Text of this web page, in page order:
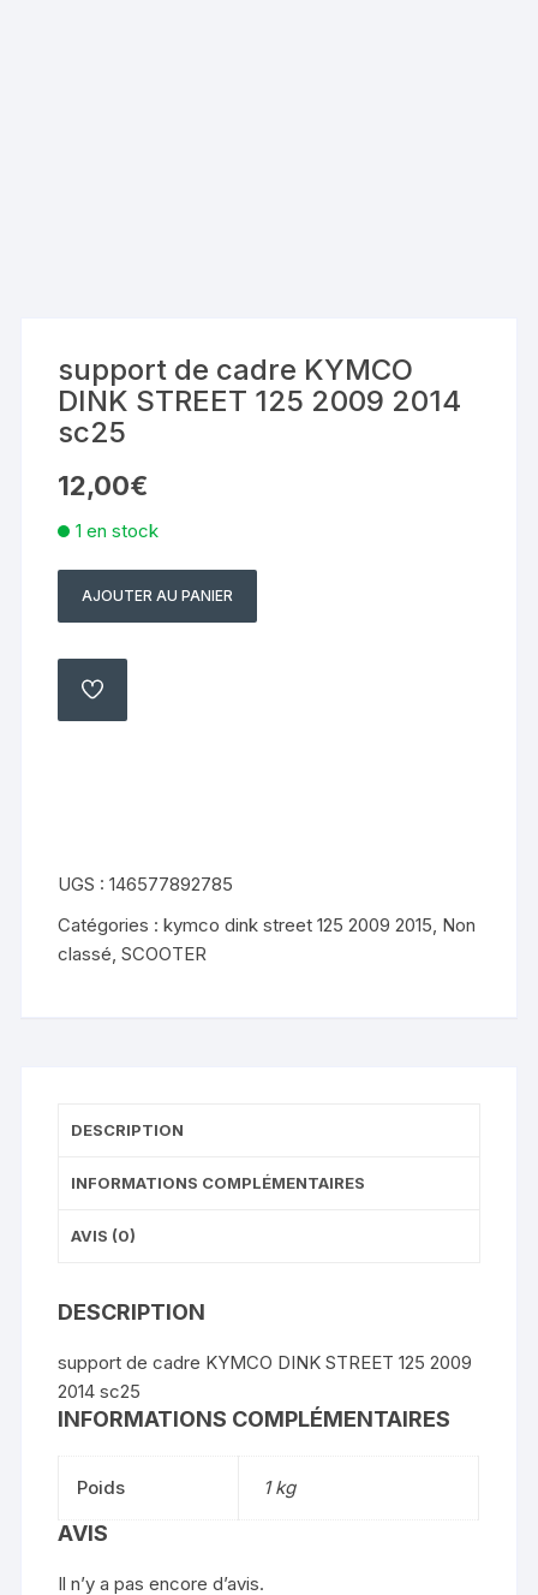
support de cadre KYMCO
DINK STREET 125 2009 2014
sc25
12,00€
1 en stock
quantité
support
cadre
2014
sc25
AJOUTER AU PANIER
AJOUTER
UGS :146577892785
Catégories :kymco dink street 125 2009 2015 Non
classé ,SCOOTER
DESCRIPTION
INFORMATIONS COMPLÉMENTAIRES
AVIS (0)
DESCRIPTION
support de cadre KYMCO DINK STREET 125 2009
2014 sc25
INFORMATIONS COMPLÉMENTAIRES
Poids 1 kg
AVIS
Il n’y a pas encore d’avis.